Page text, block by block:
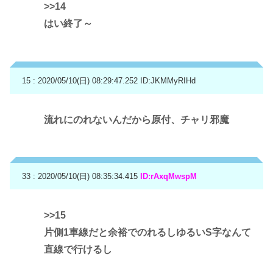
>>14
はい終了～
15 : 2020/05/10(日) 08:29:47.252 ID:JKMMyRIHd
流れにのれないんだから原付、チャリ邪魔
33 : 2020/05/10(日) 08:35:34.415 ID:rAxqMwspM
>>15
片側1車線だと余裕でのれるしゆるいS字なんて
直線で行けるし